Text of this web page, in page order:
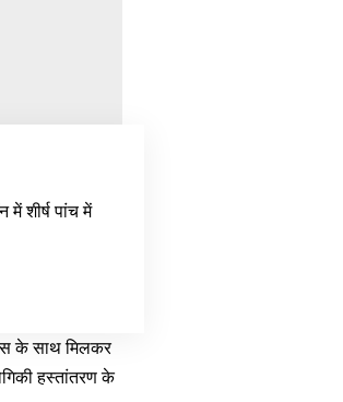
शीर्ष पांच में
के साथ मिलकर
हस्तांतरण के